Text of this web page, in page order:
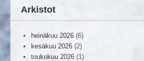
Arkistot
heinäkuu 2026 (6)
kesäkuu 2026 (2)
toukokuu 2026 (1)